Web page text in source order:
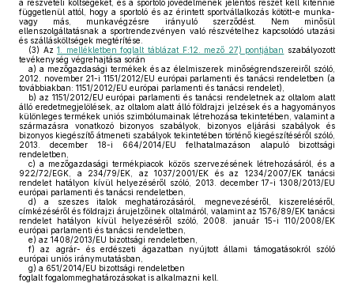
a részvételi költségeket, és a sportoló jövedelmének jelentős részét kell kitennie
függetlenül attól, hogy a sportoló és az érintett sportvállalkozás kötött-e munka-
vagy más, munkavégzésre irányuló szerződést. Nem minősül
ellenszolgáltatásnak a sportrendezvényen való részvételhez kapcsolódó utazási
és szállásköltségek megtérítése.
(3) Az1. mellékletben foglalt táblázat F:12. mező 27) pontjában szabályozott
tevékenység végrehajtása során
a) a mezőgazdasági termékek és az élelmiszerek minőségrendszereiről szóló,
2012. november 21-i 1151/2012/EU európai parlamenti és tanácsi rendeletben (a
továbbiakban: 1151/2012/EU európai parlamenti és tanácsi rendelet),
b) az 1151/2012/EU európai parlamenti és tanácsi rendeletnek az oltalom alatt
álló eredetmegjelölések, az oltalom alatt álló földrajzi jelzések és a hagyományos
különleges termékek uniós szimbólumainak létrehozása tekintetében, valamint a
származásra vonatkozó bizonyos szabályok, bizonyos eljárási szabályok és
bizonyos kiegészítő átmeneti szabályok tekintetében történő kiegészítéséről szóló,
2013. december 18-i 664/2014/EU felhatalmazáson alapuló bizottsági
rendeletben,
c) a mezőgazdasági termékpiacok közös szervezésének létrehozásáról, és a
922/72/EGK, a 234/79/EK, az 1037/2001/EK és az 1234/2007/EK tanácsi
rendelet hatályon kívül helyezéséről szóló, 2013. december 17-i 1308/2013/EU
európai parlamenti és tanácsi rendeletben,
d) a szeszes italok meghatározásáról, megnevezéséről, kiszereléséről,
címkézéséről és földrajzi árujelzőinek oltalmáról, valamint az 1576/89/EK tanácsi
rendelet hatályon kívül helyezéséről szóló, 2008. január 15-i 110/2008/EK
európai parlamenti és tanácsi rendeletben,
e) az 1408/2013/EU bizottsági rendeletben,
f) az agrár- és erdészeti ágazatban nyújtott állami támogatásokról szóló
európai uniós iránymutatásban,
g) a 651/2014/EU bizottsági rendeletben
foglalt fogalommeghatározásokat is alkalmazni kell.